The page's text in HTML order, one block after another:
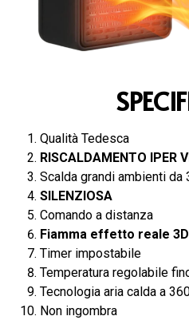
Qualità Tedesca
RISCALDAMENTO IPER
Scalda grandi ambienti da
SILENZIOSA
Comando a distanza
Fiamma effetto reale 3D
Timer impostabile
Temperatura regolabile
Tecnologia aria calda a
Non ingombra